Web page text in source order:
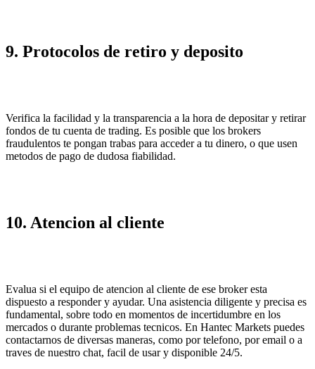
9. Protocolos de retiro y deposito
Verifica la facilidad y la transparencia a la hora de depositar y retirar
fondos de tu cuenta de trading. Es posible que los brokers
fraudulentos te pongan trabas para acceder a tu dinero, o que usen
metodos de pago de dudosa fiabilidad.
10. Atencion al cliente
Evalua si el equipo de atencion al cliente de ese broker esta
dispuesto a responder y ayudar. Una asistencia diligente y precisa es
fundamental, sobre todo en momentos de incertidumbre en los
mercados o durante problemas tecnicos. En Hantec Markets puedes
contactarnos de diversas maneras, como por telefono, por email o a
traves de nuestro chat, facil de usar y disponible 24/5.